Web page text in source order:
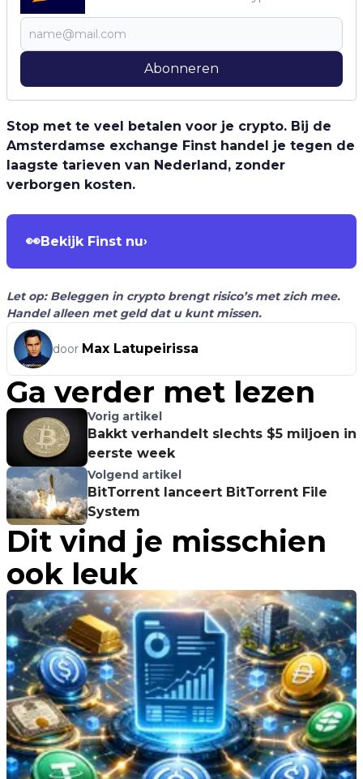
Abonneren
Stop met te veel betalen voor je crypto. Bij de
Amsterdamse exchange Finst handel je tegen de
laagste tarieven van Nederland, zonder
verborgen kosten.
👀Bekijk Finst nu›
Let op: Beleggen in crypto brengt risico’s met zich mee.
Handel alleen met geld dat u kunt missen.
door Max Latupeirissa
Ga verder met lezen
Vorig artikel
Bakkt verhandelt slechts $5 miljoen in
eerste week
Volgend artikel
BitTorrent lanceert BitTorrent File
System
Dit vind je misschien
ook leuk